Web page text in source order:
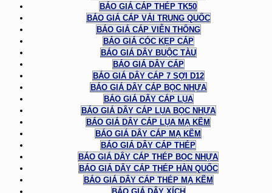
BÁO GIÁ CÁP THÉP TK50
BÁO GIÁ CÁP VẢI TRUNG QUỐC
BÁO GIÁ CÁP VIỄN THÔNG
BÁO GIÁ CÓC KẸP CÁP
BÁO GIÁ DÂY BUỘC TÀU
BÁO GIÁ DÂY CÁP
BÁO GIÁ DÂY CÁP 7 SỢI D12
BÁO GIÁ DÂY CÁP BỌC NHỰA
BÁO GIÁ DÂY CÁP LỤA
BÁO GIÁ DÂY CÁP LỤA BỌC NHỰA
BÁO GIÁ DÂY CÁP LỤA MẠ KẼM
BÁO GIÁ DÂY CÁP MẠ KẼM
BÁO GIÁ DÂY CÁP THÉP
BÁO GIÁ DÂY CÁP THÉP BỌC NHỰA
BÁO GIÁ DÂY CÁP THÉP HÀN QUỐC
BÁO GIÁ DÂY CÁP THÉP MẠ KẼM